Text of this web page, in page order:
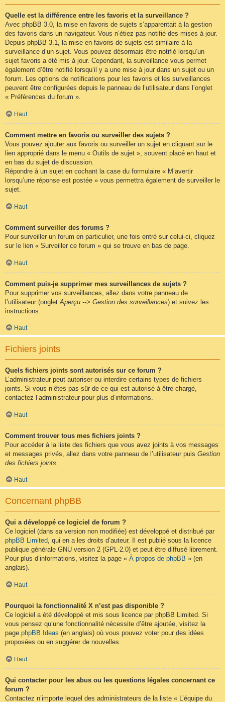
Quelle est la différence entre les favoris et la surveillance ?
Avec phpBB 3.0, la mise en favoris de sujets s’apparentait à la gestion
des favoris dans un navigateur. Vous n’étiez pas notifié des mises à jour.
Depuis phpBB 3.1, la mise en favoris de sujets est similaire à la
surveillance d’un sujet. Vous pouvez désormais être notifié lorsqu’un
sujet favoris a été mis à jour. Cependant, la surveillance vous permet
également d’être notifié lorsqu’il y a une mise à jour dans un sujet ou un
forum. Les options de notifications pour les favoris et les surveillances
peuvent être configurées depuis le panneau de l’utilisateur dans l’onglet
« Préférences du forum ».
Haut
Comment mettre en favoris ou surveiller des sujets ?
Vous pouvez ajouter aux favoris ou surveiller un sujet en cliquant sur le
lien approprié dans le menu « Outils de sujet », souvent placé en haut et
en bas du sujet de discussion.
Répondre à un sujet en cochant la case du formulaire « M’avertir
lorsqu’une réponse est postée » vous permettra également de surveiller le
sujet.
Haut
Comment surveiller des forums ?
Pour surveiller un forum en particulier, une fois entré sur celui-ci, cliquez
sur le lien « Surveiller ce forum » qui se trouve en bas de page.
Haut
Comment puis-je supprimer mes surveillances de sujets ?
Pour supprimer vos surveillances, allez dans votre panneau de
l’utilisateur (onglet Aperçu --> Gestion des surveillances) et suivez les
instructions.
Haut
Fichiers joints
Quels fichiers joints sont autorisés sur ce forum ?
L’administrateur peut autoriser ou interdire certains types de fichiers
joints. Si vous n’êtes pas sûr de ce qui est autorisé à être chargé,
contactez l’administrateur pour plus d’informations.
Haut
Comment trouver tous mes fichiers joints ?
Pour accéder à la liste des fichiers que vous avez joints à vos messages
et messages privés, allez dans votre panneau de l’utilisateur puis Gestion
des fichiers joints
Haut
Concernant phpBB
Qui a développé ce logiciel de forum ?
Ce logiciel (dans sa version non modifiée) est développé et distribué par
phpBB Limited, qui en a les droits d’auteur. Il est publié sous la licence
publique générale GNU version 2 (GPL-2.0) et peut être diffusé librement.
Pour plus d’informations, visitez la page « À propos de phpBB » (en
anglais).
Haut
Pourquoi la fonctionnalité X n’est pas disponible ?
Ce logiciel a été développé et mis sous licence par phpBB Limited. Si
vous pensez qu’une fonctionnalité nécessite d’être ajoutée, visitez la
page phpBB Ideas (en anglais) où vous pouvez voter pour des idées
proposées ou en suggérer de nouvelles.
Haut
Qui contacter pour les abus ou les questions légales concernant ce
forum ?
Contactez n’importe lequel des administrateurs de la liste « L’équipe du